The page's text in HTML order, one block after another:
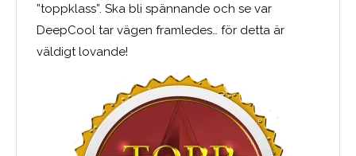
”toppklass”. Ska bli spännande och se var
DeepCool tar vägen framledes… för detta är
väldigt lovande!